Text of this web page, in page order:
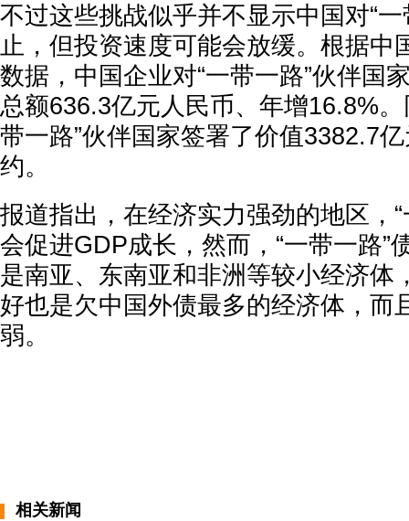
不过这些挑战似乎并不显示中国对“
止，但投资速度可能会放缓。根据中
数据，中国企业对“一带一路”伙伴国
总额636.3亿元人民币、年增16.8%
带一路”伙伴国家签署了价值3382.7
约。
报道指出，在经济实力强劲的地区，
会促进GDP成长，然而，“一带一路”
是南亚、东南亚和非洲等较小经济体
好也是欠中国外债最多的经济体，而
弱。
相关新闻